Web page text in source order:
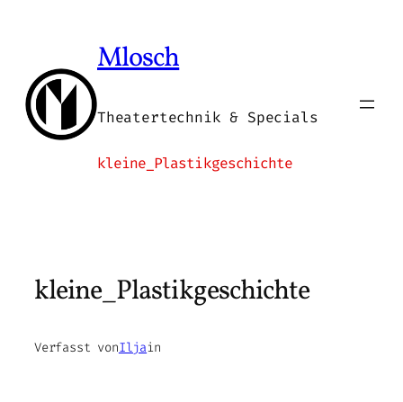
Mlosch
Theatertechnik & Specials
kleine_Plastikgeschichte
kleine_Plastikgeschichte
Verfasst vonIljain